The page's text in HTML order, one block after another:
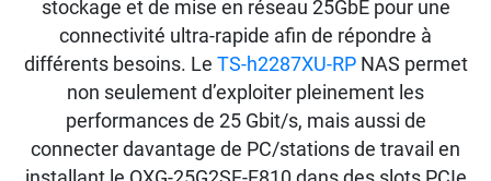
stockage et de mise en réseau 25GbE pour une
connectivité ultra-rapide afin de répondre à
différents besoins. Le TS-h2287XU-RPNAS permet
non seulement d’exploiter pleinement les
performances de 25 Gbit/s, mais aussi de
connecter davantage de PC/stations de travail en